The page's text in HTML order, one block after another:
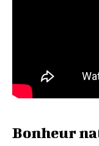
Bonheur